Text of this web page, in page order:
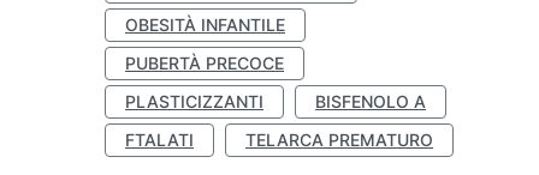
OBESITÀ INFANTILE
PUBERTÀ PRECOCE
PLASTICIZZANTI
BISFENOLO A
FTALATI
TELARCA PREMATURO